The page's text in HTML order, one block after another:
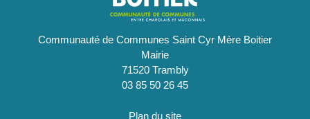
Communauté de Communes Saint Cyr Mère Boitier
Mairie
71520 Trambly
03 85 50 26 45
Plan du site